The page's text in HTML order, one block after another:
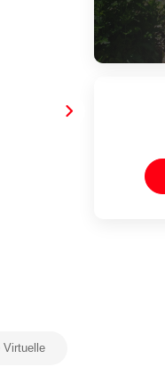
Virtuelle